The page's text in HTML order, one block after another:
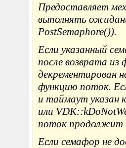
Предоставляет
выполнять
PostSemaphore()).
Если указанный
после возврата из
декрементирован
функцию поток.
и таймаут указан
или
поток продолжит
Если семафор не